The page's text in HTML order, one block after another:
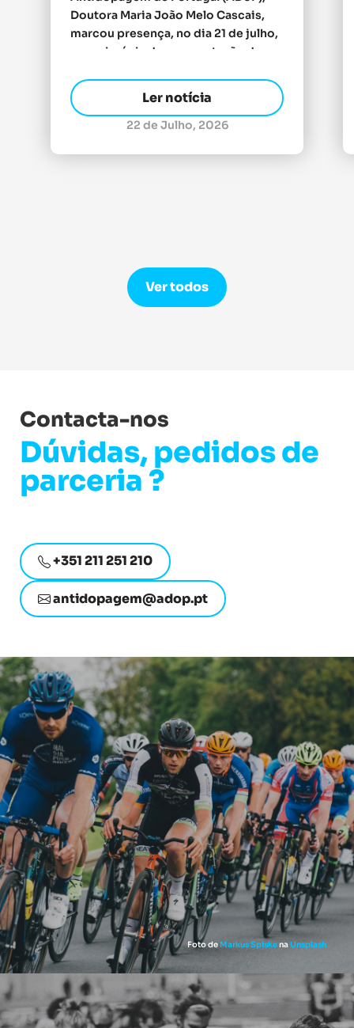
Doutora Maria João Melo Cascais,
marcou presença, no dia 21 de julho,
na cerimónia de apresentação da
Mediterrâneo Taranto 2026,
organizada pelo Comité Olímpico de
Portugal e realizada na Fortaleza de
Ler notícia
22 de Julho, 2026
Ver todos
Contacta-nos
Dúvidas, pedidos de
parceria ?
+351 211 251 210
antidopagem@adop.pt
Foto de Markus SpiskenaUnsplash